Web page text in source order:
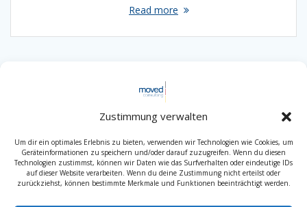
Zustimmung verwalten
Um dir ein optimales Erlebnis zu bieten, verwenden wir Technologien wie Cookies, um
Geräteinformationen zu speichern und/oder darauf zuzugreifen. Wenn du diesen
Technologien zustimmst, können wir Daten wie das Surfverhalten oder eindeutige IDs
auf dieser Website verarbeiten. Wenn du deine Zustimmung nicht erteilst oder
zurückziehst, können bestimmte Merkmale und Funktionen beeinträchtigt werden.
Read more